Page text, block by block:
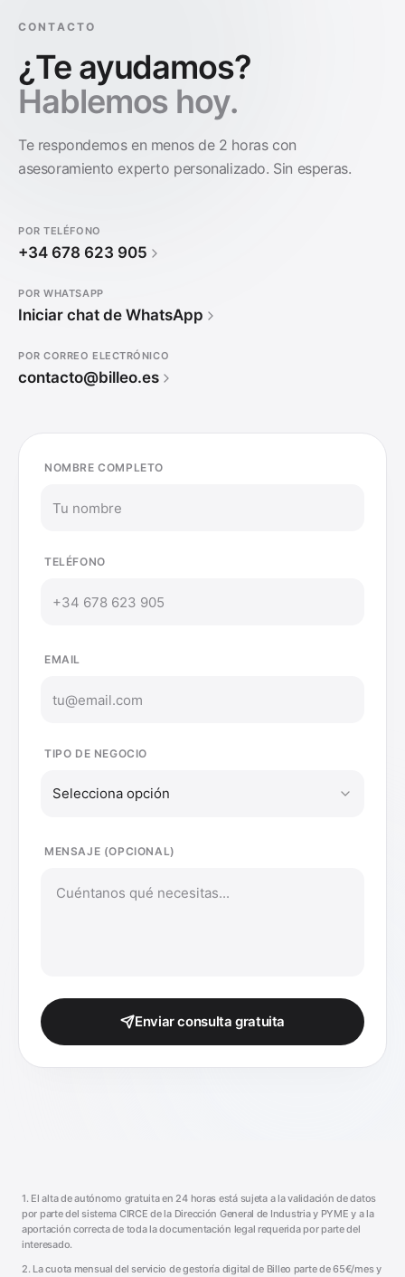
CONTACTO
¿Te ayudamos?
Hablemos hoy.
Te respondemos en menos de 2 horas con
asesoramiento experto personalizado. Sin esperas.
POR TELÉFONO
+34 678 623 905
POR WHATSAPP
Iniciar chat de WhatsApp
POR CORREO ELECTRÓNICO
contacto@billeo.es
NOMBRE COMPLETO
TELÉFONO
EMAIL
TIPO DE NEGOCIO
Selecciona opción
MENSAJE (OPCIONAL)
Enviar consulta gratuita
1. El alta de autónomo gratuita en 24 horas está sujeta a la validación de datos
por parte del sistema CIRCE de la Dirección General de Industria y PYME y a la
aportación correcta de toda la documentación legal requerida por parte del
interesado.
2. La cuota mensual del servicio de gestoría digital de Billeo parte de 65€/mes y